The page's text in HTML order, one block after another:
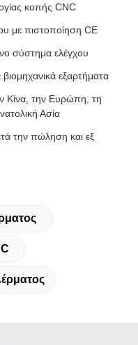
κοπής CNC
με πιστοποίηση CE
σύστημα ελέγχου
βιομηχανικά εξαρτήματα
Κίνα, την Ευρώπη, τη
Ασία
την πώληση και εξ